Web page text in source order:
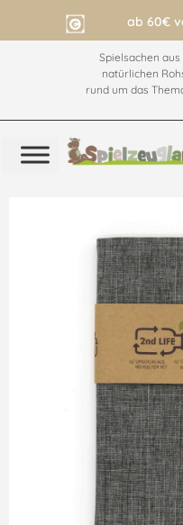
ab 60€
Spielsachen
natürlichen
rund um das